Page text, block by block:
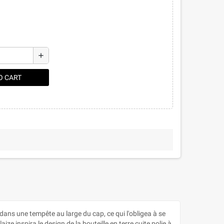
add
CART
une tempête au large du cap, ce qui l'obligea à se